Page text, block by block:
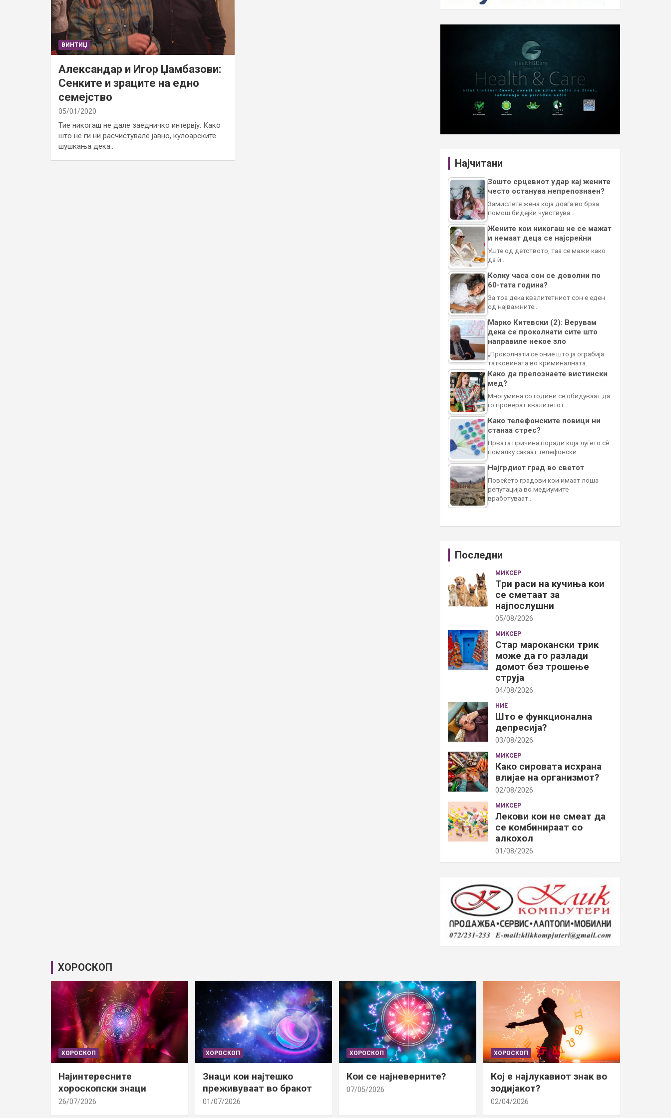
ВИНТИЏ
Александар и Игор Џамбазови:
Сенките и зраците на едно
семејство
05/01/2020
Тие никогаш не дале заедничко интервју. Како
што не ги ни расчистувале јавно, кулоарските
шушкања дека…
Најчитани
Зошто срцевиот удар кај жените
често останува непрепознаен?
Замислете жена која доаѓа во брза
помош бидејќи чувствува…
Жените кои никогаш не се мажат
и немаат деца се најсреќни
Уште од детството, таа се мажи како
да ѝ…
Колку часа сон се доволни по
60-тата година?
За тоа дека квалитетниот сон е еден
од најважните…
Марко Китевски (2): Верувам
дека се проколнати сите што
направиле некое зло
„Проколнати се оние што ја ограбија
татковината во криминалната…
Како да препознаете вистински
мед?
Многумина со години се обидуваат да
го проверат квалитетот…
Како телефонските повици ни
станаа стрес?
Првата причина поради која луѓето сè
помалку сакаат телефонски…
Најгрдиот град во светот
Повеќето градови кои имаат лоша
репутација во медиумите
вработуваат…
Последни
МИКСЕР
Три раси на кучиња кои
се сметаат за
најпослушни
05/08/2026
МИКСЕР
Стар марокански трик
може да го разлади
домот без трошење
струја
04/08/2026
НИЕ
Што е функционална
депресија?
03/08/2026
МИКСЕР
Како сировата исхрана
влијае на организмот?
02/08/2026
МИКСЕР
Лекови кои не смеат да
се комбинираат со
алкохол
01/08/2026
ХОРОСКОП
ХОРОСКОП
Најинтересните
хороскопски знаци
26/07/2026
ХОРОСКОП
Знаци кои најтешко
преживуваат во бракот
01/07/2026
ХОРОСКОП
Кои се најневерните?
07/05/2026
ХОРОСКОП
Кој е најлукавиот знак во
зодијакот?
02/04/2026